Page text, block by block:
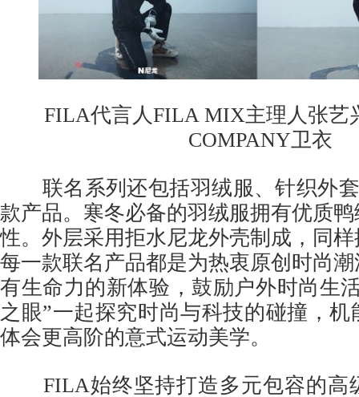
FILA代言人FILA MIX主理人张艺
COMPANY卫衣
联名系列还包括羽绒服、针织外套
款产品。寒冬必备的羽绒服拥有优质
性。外层采用拒水尼龙外壳制成，同
每一款联名产品都是为热衷原创时尚
有生命力的新体验，鼓励户外时尚生
之眼”一起探究时尚与科技的碰撞，
体会更高阶的意式运动美学。
FILA始终坚持打造多元包容的高